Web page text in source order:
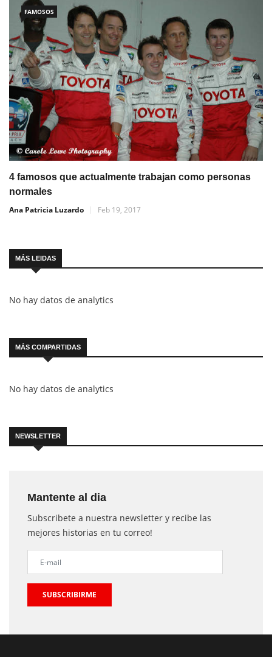
FAMOSOS
4 famosos que actualmente trabajan como personas
normales
Ana Patricia Luzardo
Feb 19, 2017
MÁS LEIDAS
No hay datos de analytics
MÁS COMPARTIDAS
No hay datos de analytics
NEWSLETTER
Mantente al dia
Subscribete a nuestra newsletter y recibe las
mejores historias en tu correo!
SUBSCRIBIRME